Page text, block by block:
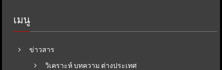
เมนู
ข่าวสาร
วิเคราะห์ บทความ ต่างประเทศ